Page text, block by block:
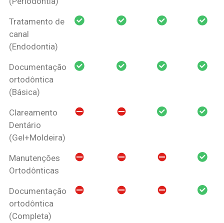
Tratamento de
canal
(Endodontia)
Documentação
ortodôntica
(Básica)
Clareamento
Dentário
(Gel+Moldeira)
Manutenções
Ortodônticas
Documentação
ortodôntica
(Completa)